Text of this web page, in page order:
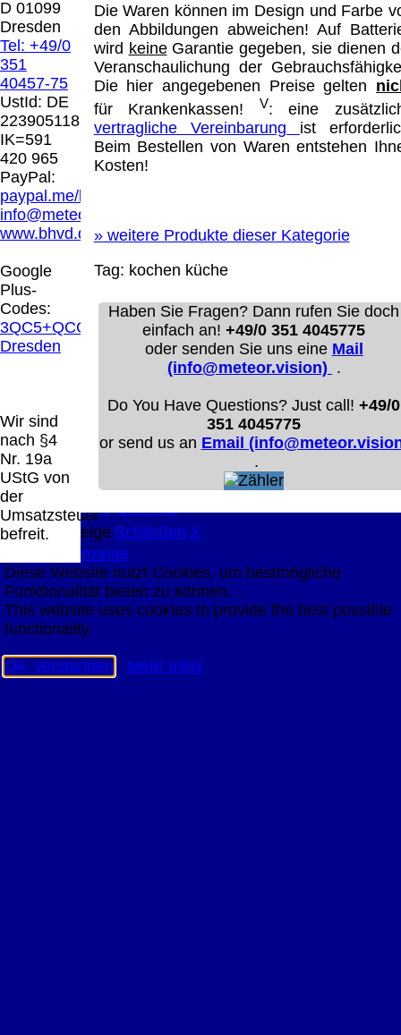
D 01099
Dresden
Tel: +49/0
351
40457-75
UstId: DE
223905118
IK=591
420 965
PayPal:
paypal.me/blindenhilfsmittel
info@meteor.vision
www.bhvd.de
Google
Plus-
Codes:
3QC5+QCG
Dresden
Wir sind
nach §4
Nr. 19a
UStG von
der
Umsatzsteuer
befreit.
Die Waren können im Design und Farbe
den Abbildungen abweichen! Auf
wird keineGarantie gegeben, sie dienen
Veranschaulichung der
Die hier angegebenen Preise gelten
für Krankenkassen!
V: eine
vertragliche Vereinbarung ist
Beim Bestellen von Waren entstehen
Kosten!
»weitere Produkte dieser Kategorie
Tag: kochen küche
Haben Sie Fragen? Dann rufen Sie doch
einfach an!+49/0 351 4045775
oder senden Sie uns eine Mail
(info@meteor.vision) .
Do You Have Questions? Just call!+49/0
351 4045775
or send us an Email
.
Warenzeichen sind Eigentum der jeweiligen
Firmen. Preisänderungen, Irrtümer und
technische Änderungen vorbehalten.
letzte Änderung: 14. September 2025 Blinden
Hilfsmittel Vertrieb Dresden,
Mit einem Urteil vom 12.05.1998 - 312 O
85/98 - Haftung für Links hat das Landgericht
Hamburg entschieden, dass man durch die
Anbringung eines Links, die Inhalte der
gelinkten Seite ggf. mit zu verantworten hat.
Dieses kann nur dadurch verhindert werden,
dass man sich ausdrücklich von diesen
Inhalten distanziert. Hiermit distanzieren wir
uns ausdrücklich von allen Inhalten, aller
gelinkten Seiten auf unserer Homepage und
machen uns diese Inhalte nicht zu eigen.
Diese Erklärung gilt für alle auf unserer
Homepage angebrachten Links.
Die Europäische Kommission stellt eine
Plattform zur Online-Streitbeilegung (OS)
bereit. Die Plattform finden Sie unter
http://ec.europa.eu/consumers/odr/Unsere E-
Mailadresse lautet:info@meteor.vision.
Seitenanfang
AGB Widerruf
Datenschutz
Urheberrechte Kontakt Links
Katalog (PDF) Sitemap
große Anzeige Schließen X
Diese Website nutzt Cookies, um bestmögliche
Funktionalität bieten zu können.
This website uses cookies to provide the best possible
functionality.
Ok, verstanden Mehr Infos